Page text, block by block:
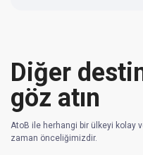
Diğer
göz atın
AtoB ile herhangi bir ülkeyi kolay
zaman önceliğimizdir.